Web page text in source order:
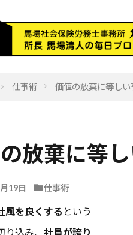
仕事術 価値の放棄に等しい
放棄に等
19日 仕事術
風を良くする という
込み、 社員が誇り